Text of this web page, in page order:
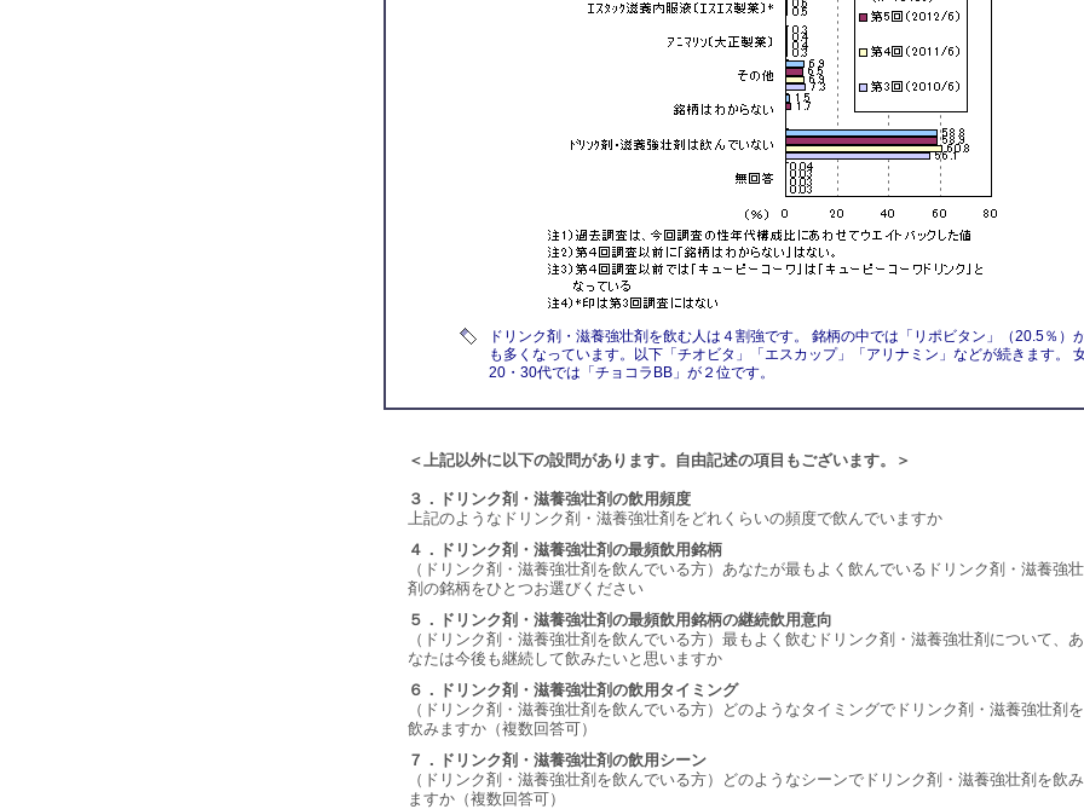
ドリンク剤・滋養強壮剤を飲む人は４割強です。 銘柄の中では「リポビタン」（20.5％）
も多くなっています。以下「チオビタ」「エスカップ」「アリナミン」などが続きます。
20・30代では「チョコラBB」が２位です。
＜上記以外に以下の設問があります。自由記述の項目もございます。＞
３．ドリンク剤・滋養強壮剤の飲用頻度
上記のようなドリンク剤・滋養強壮剤をどれくらいの頻度で飲んでいますか
４．ドリンク剤・滋養強壮剤の最頻飲用銘柄
（ドリンク剤・滋養強壮剤を飲んでいる方）あなたが最もよく飲んでいるドリンク剤・滋養強壮
剤の銘柄をひとつお選びください
５．ドリンク剤・滋養強壮剤の最頻飲用銘柄の継続飲用意向
（ドリンク剤・滋養強壮剤を飲んでいる方）最もよく飲むドリンク剤・滋養強壮剤について、あ
なたは今後も継続して飲みたいと思いますか
６．ドリンク剤・滋養強壮剤の飲用タイミング
（ドリンク剤・滋養強壮剤を飲んでいる方）どのようなタイミングでドリンク剤・滋養強壮剤を
飲みますか（複数回答可）
７．ドリンク剤・滋養強壮剤の飲用シーン
（ドリンク剤・滋養強壮剤を飲んでいる方）どのようなシーンでドリンク剤・滋養強壮剤を飲み
ますか（複数回答可）